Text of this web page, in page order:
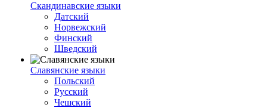
Скандинавские языки
Датский
Норвежский
Финский
Шведский
Славянские языки
Польский
Русский
Чешский